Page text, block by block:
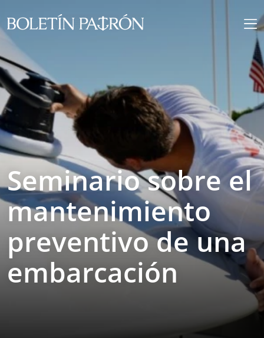
Seminario sobre el
mantenimiento
preventivo de una
embarcación